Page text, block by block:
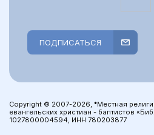
ПОДПИСАТЬСЯ
Copyright © 2007-2026, *Местная
евангельских христиан - баптистов
1027800004594, ИНН 780203877